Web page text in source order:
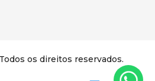
os direitos reservados.